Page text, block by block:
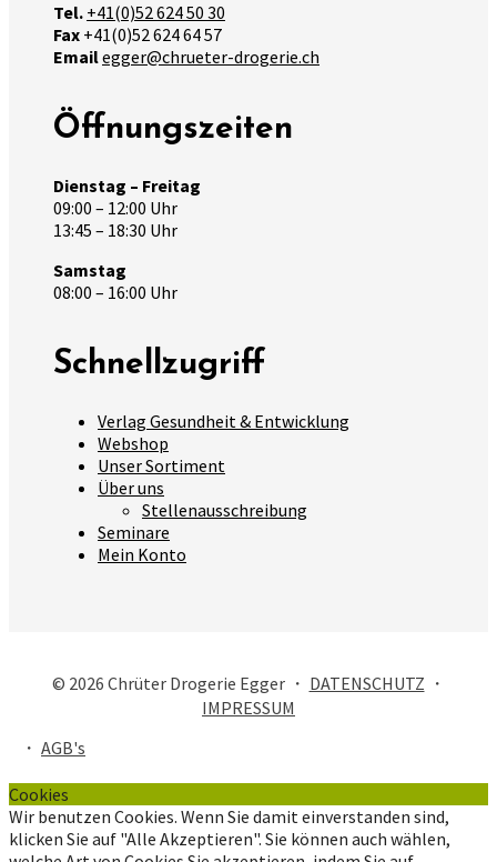
Tel. +41(0)52 624 50 30
Fax +41(0)52 624 64 57
Emailegger@chrueter-drogerie.ch
Öffnungszeiten
Dienstag – Freitag
09:00 – 12:00 Uhr
13:45 – 18:30 Uhr
Samstag
08:00 – 16:00 Uhr
Schnellzugriff
Verlag Gesundheit & Entwicklung
Webshop
Unser Sortiment
Über uns
Stellenausschreibung
Seminare
Mein Konto
© 2026 Chrüter Drogerie Egger ・ DATENSCHUTZ ・
IMPRESSUM
・ AGB's
Cookies
Wir benutzen Cookies. Wenn Sie damit einverstanden sind,
klicken Sie auf "Alle Akzeptieren". Sie können auch wählen,